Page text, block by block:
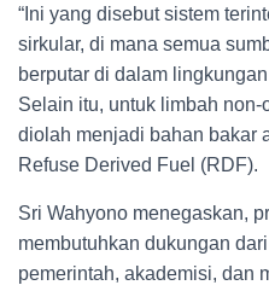
“Ini yang disebut sistem
sirkular, di mana semua
berputar di dalam
Selain itu, untuk limbah
diolah menjadi bahan bakar
Refuse Derived Fuel (RDF).
Sri Wahyono menegaskan,
membutuhkan dukungan
pemerintah, akademisi, dan